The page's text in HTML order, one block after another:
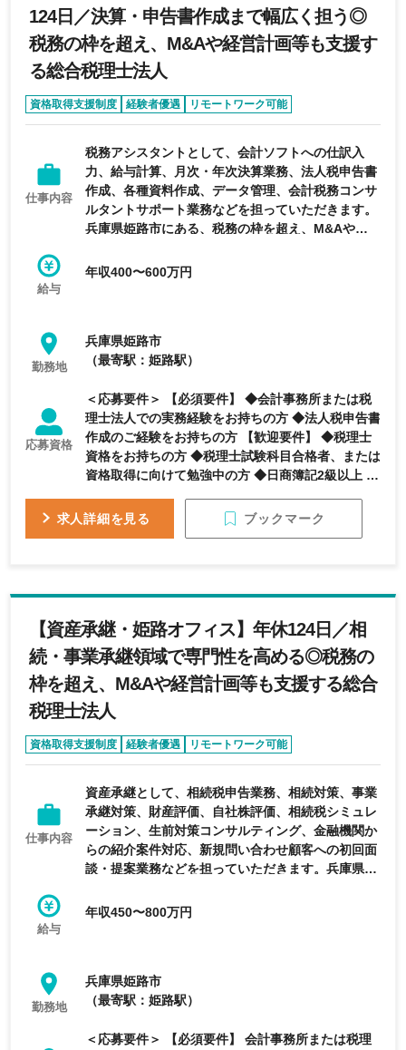
124日／決算・申告書作成まで幅広く担う◎
税務の枠を超え、M&Aや経営計画等も支援す
る総合税理士法人
資格取得支援制度 経験者優遇
リモートワーク可能
完全週休2日制
年間休日120日以上
仕事内容
税務アシスタントとして、会計ソフトへの仕訳入
力、給与計算、月次・年次決算業務、法人税申告書
作成、各種資料作成、データ管理、会計税務コンサ
ルタントサポート業務などを担っていただきます。
兵庫県姫路市にある、税務の枠を超え、M&Aや経
給与
年収400〜600万円
勤務地
兵庫県姫路市
（最寄駅：姫路駅）
応募資格
＜応募要件＞ 【必須要件】 ◆会計事務所または税
理士法人での実務経験をお持ちの方 ◆法人税申告書
作成のご経験をお持ちの方 【歓迎要件】 ◆税理士
資格をお持ちの方 ◆税理士試験科目合格者、または
資格取得に向けて勉強中の方 ◆日商簿記2級以上 ◆
求人詳細を見る
ブックマーク
【資産承継・姫路オフィス】年休124日／相
続・事業承継領域で専門性を高める◎税務の
枠を超え、M&Aや経営計画等も支援する総合
税理士法人
資格取得支援制度 経験者優遇
リモートワーク可能
完全週休2日制
年間休日120日以上
仕事内容
資産承継として、相続税申告業務、相続対策、事業
承継対策、財産評価、自社株評価、相続税シミュレ
ーション、生前対策コンサルティング、金融機関か
らの紹介案件対応、新規問い合わせ顧客への初回面
談・提案業務などを担っていただきます。兵庫県姫
も支援する総合税理士法人の求人です。
給与
年収450〜800万円
勤務地
兵庫県姫路市
（最寄駅：姫路駅）
＜応募要件＞ 【必須要件】 会計事務所または税理